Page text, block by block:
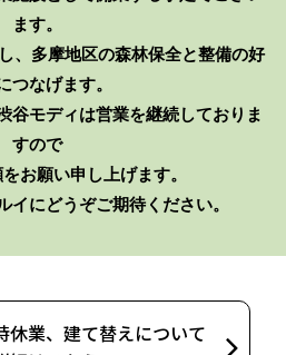
ます。
、多摩地区の森林保全と整備の好
つなげます。
谷モディは営業を継続しておりま
すので
お願い申し上げます。
イにどうぞご期待ください。
休業、建て替えについて